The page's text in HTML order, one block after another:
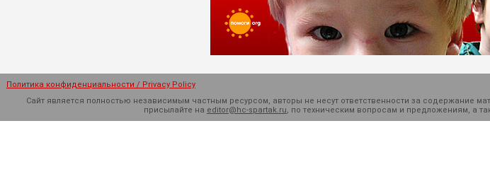
Политика конфиденциальности / Privacy Policy
Сайт является полностью независимым частным ресурсом, авторы не несут ответственности за содержание
присылайте на editor@hc-spartak.ru, по техническим вопросам и предложениям, а